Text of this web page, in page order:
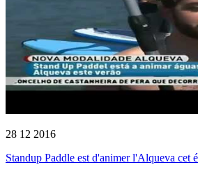
28 12 2016
Standup Paddle est d'animer l'Alqueva cet